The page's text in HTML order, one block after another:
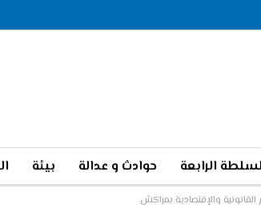
الرابعة حوادث و عدالة بيئة
والإقتصادية بمراكش